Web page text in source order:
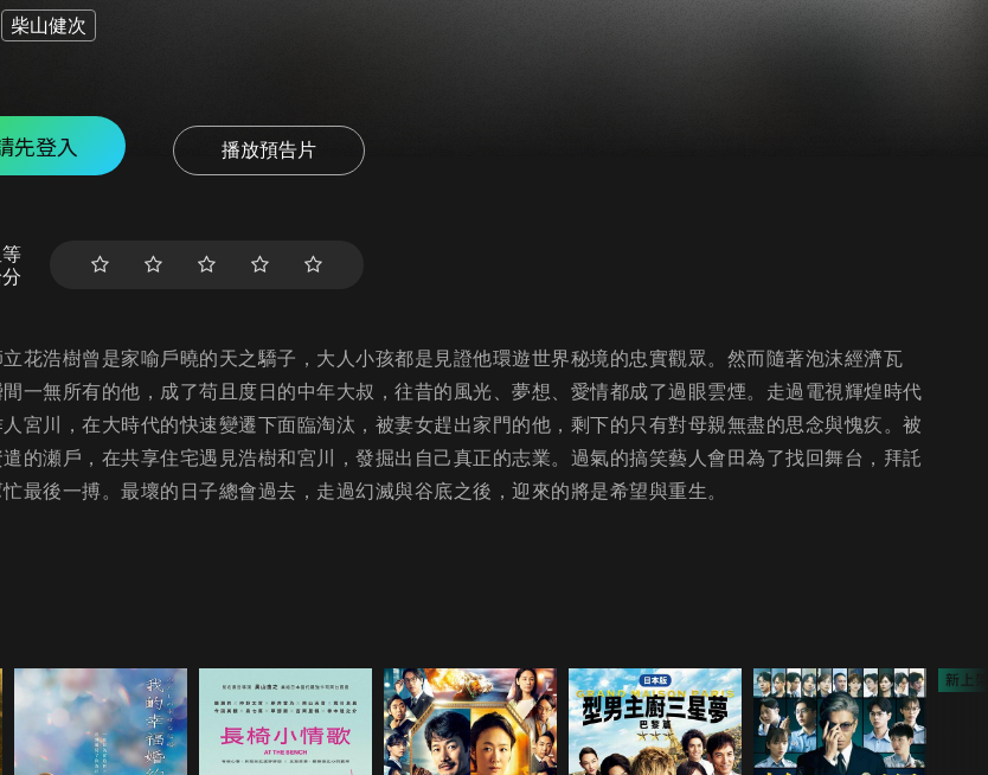
柴山健次
先登入 播放預告片
花浩樹曾是家喻戶曉的天之驕子，大人小孩都是見證他環遊世界秘境的忠實觀眾。然而隨著泡沫經濟瓦
一無所有的他，成了苟且度日的中年大叔，往昔的風光、夢想、愛情都成了過眼雲煙。走過電視輝煌時代
人宮川，在大時代的快速變遷下面臨淘汰，被妻女趕出家門的他，剩下的只有對母親無盡的思念與愧疚。被
的瀬戶，在共享住宅遇見浩樹和宮川，發掘出自己真正的志業。過氣的搞笑藝人會田為了找回舞台，拜託
忙最後一搏。最壞的日子總會過去，走過幻滅與谷底之後，迎來的將是希望與重生。